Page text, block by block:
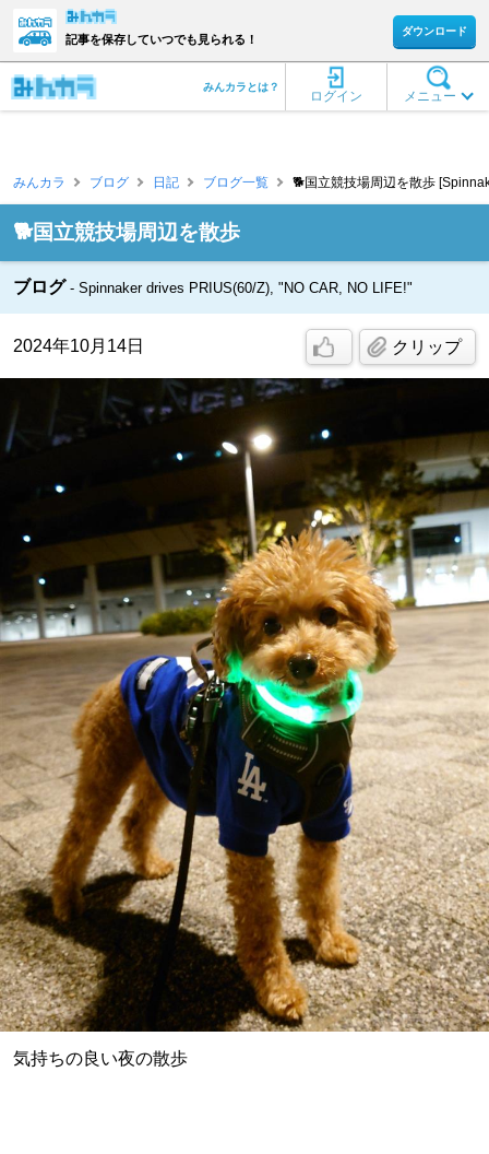
記事を保存していつでも見られる！
ダウンロード
メニュー
ログイン
みんカラとは？
みんカラ ブログ 日記 ブログ一覧 🐕️国立競技場周辺を散歩
🐕️国立競技場周辺を散歩
ブログ Spinnaker drives PRIUS(60/Z), "NO CAR, NO LIFE!"
2024年10月14日 クリップ
気持ちの良い夜の散歩